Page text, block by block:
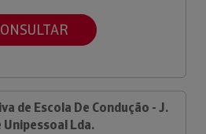
de Escola De Condução - J.
Unipessoal Lda.